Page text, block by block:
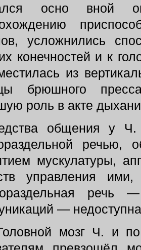
осно вной
усложнились
конечностей и к
из
брюшного
роль в акте
общения у Ч.
речью,
мускулатуры,
управления
речь
—
мозг Ч. и по